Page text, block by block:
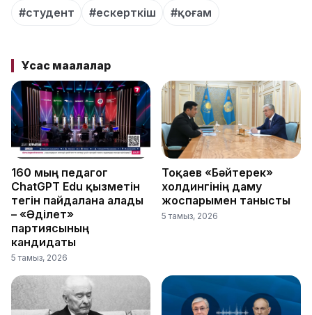
#студент
#ескерткіш #қоғам
Ұқсас мақалалар
160 мың педагог
ChatGPT Edu қызметін
тегін пайдалана алады
– «Әділет»
партиясының
кандидаты
5 тамыз, 2026
Тоқаев «Бәйтерек»
холдингінің даму
жоспарымен танысты
5 тамыз, 2026